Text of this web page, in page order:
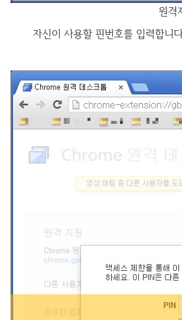
원격
자신이 사용할 핀번호를 입력합니